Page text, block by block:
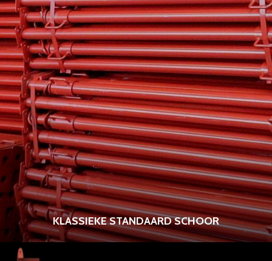
KLASSIEKE STANDAARD SCHOOR